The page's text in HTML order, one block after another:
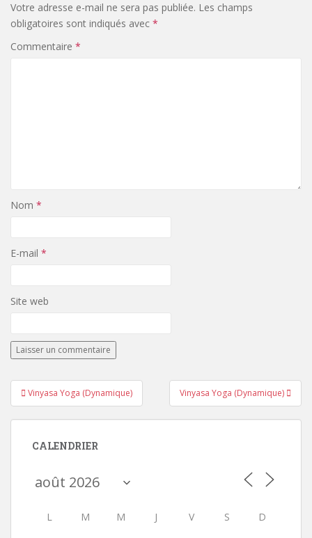
Votre adresse e-mail ne sera pas publiée. Les champs
obligatoires sont indiqués avec *
Commentaire *
Nom *
E-mail *
Site web
Navigation
de
l’article
Vinyasa Yoga (Dynamique) Vinyasa Yoga (Dynamique)
CALENDRIER
L M M J V S D